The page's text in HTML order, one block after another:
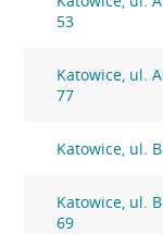
53
Katowice, ul.
77
Katowice, ul.
Katowice, ul.
69